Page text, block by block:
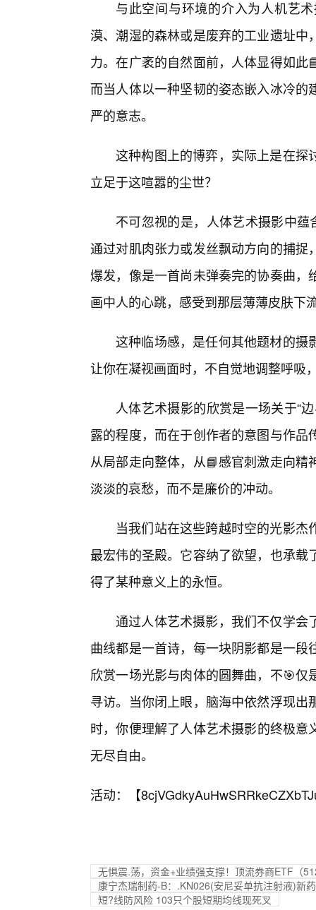
与此空间与环境的介入为人机艺
漠、潮湿的森林或是废弃的工业遗址
力。在广袤的自然面前，人体显得如
而当人体以一种坚韧的姿态嵌入冰冷
严的意志。
这种构图上的博弈，实际上是在探
立足于这喧嚣的尘世？
不可忽视的是，人体艺术摄影中蕴
通过对肌肉张力或发丝飘动方向的捕
爆发，像是一首尚未弹奏完的协奏曲
画中人的心跳，感受到那层薄薄皮肤下
这种临场感，是任何其他题材的摄
让你在凝视画面时，不自觉地调整呼吸
人体艺术摄影的欣赏是一场关于“
露的程度，而在于创作者的意图与作
从局部走向整体，从📘感官刺激走向
淡淡的哀愁，而不是廉价的冲动。
当我们站在这些跨越时空的光影
最宏伟的圣殿。它容纳了欲望，也承
得了某种意义上的永恒。
通过人体艺术摄影，我们不仅学会
曲线都是一首诗，每一块阴影都是一
欣赏一场光影与肉体的圆舞曲，不🎯
寻访。当你闭上眼，脑海中依然浮现
时，你便理解了人体艺术摄影的终极
无尽自由。
活动：【
无惧震.荡，资金+业绩强支撑！顶流券商ETF（
康宁杰瑞制药-B：.KN026(安尼妥单抗注射液)新
短?线防风险 103只个股短期均线现死叉